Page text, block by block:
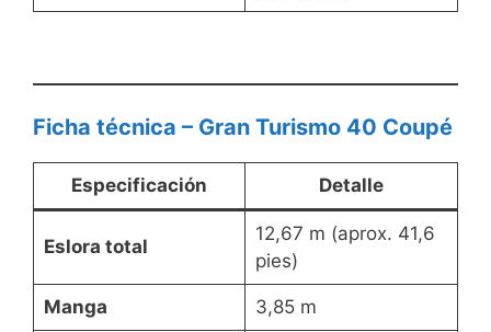
Ficha técnica – Gran Turismo 40 Coupé
Especificación Detalle
Eslora total
12,67 m (aprox. 41,6
pies)
Manga 3,85 m